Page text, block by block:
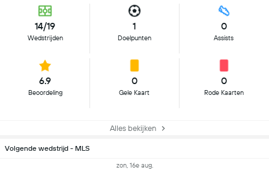
14/19
Wedstrijden
1
Doelpunten
0
Assists
6.9
Beoordeling
0
Gele Kaart
0
Rode Kaarten
Alles bekijken
Volgende wedstrijd - MLS
zon, 16e aug.